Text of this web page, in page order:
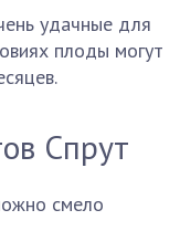
удачные для
плоды могут
Спрут
смело